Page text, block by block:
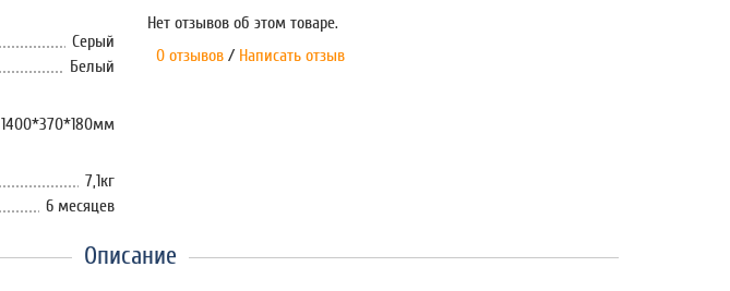
Серый
Белый
1400*370*180мм
7,1кг
6 месяцев
Нет отзывов об этом товаре.
0 отзывов / Написать отзыв
Описание